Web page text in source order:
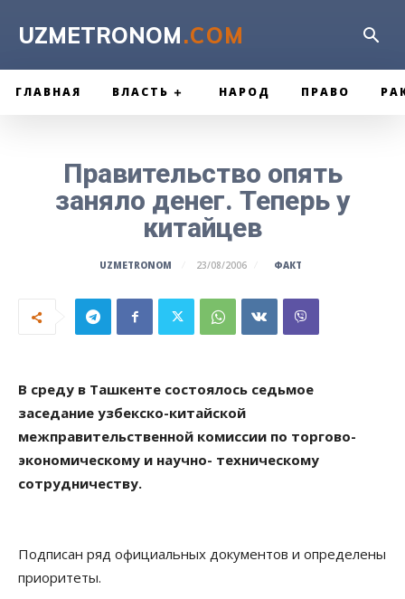
UZMETRONOM.COM
ГЛАВНАЯ ВЛАСТЬ НАРОД ПРАВО
Правительство опять
заняло денег. Теперь у
китайцев
UZMETRONOM 23/08/2006 ФАКТ
В среду в Ташкенте состоялось седьмое
заседание узбекско-китайской
межправительственной комиссии по торгово-
экономическому и научно- техническому
сотрудничеству.
Подписан ряд официальных документов и определены
приоритеты.